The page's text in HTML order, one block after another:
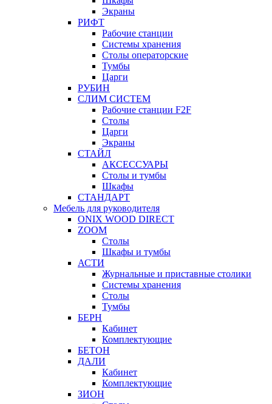
Экраны
РИФТ
Рабочие станции
Системы хранения
Столы операторские
Тумбы
Царги
РУБИН
СЛИМ СИСТЕМ
Рабочие станции F2F
Столы
Царги
Экраны
СТАЙЛ
АКСЕССУАРЫ
Столы и тумбы
Шкафы
СТАНДАРТ
Мебель для руководителя
ONIX WOOD DIRECT
ZOOM
Столы
Шкафы и тумбы
АСТИ
Журнальные и приставные столики
Системы хранения
Столы
Тумбы
БЕРН
Кабинет
Комплектующие
БЕТОН
ДАЛИ
Кабинет
Комплектующие
ЗИОН